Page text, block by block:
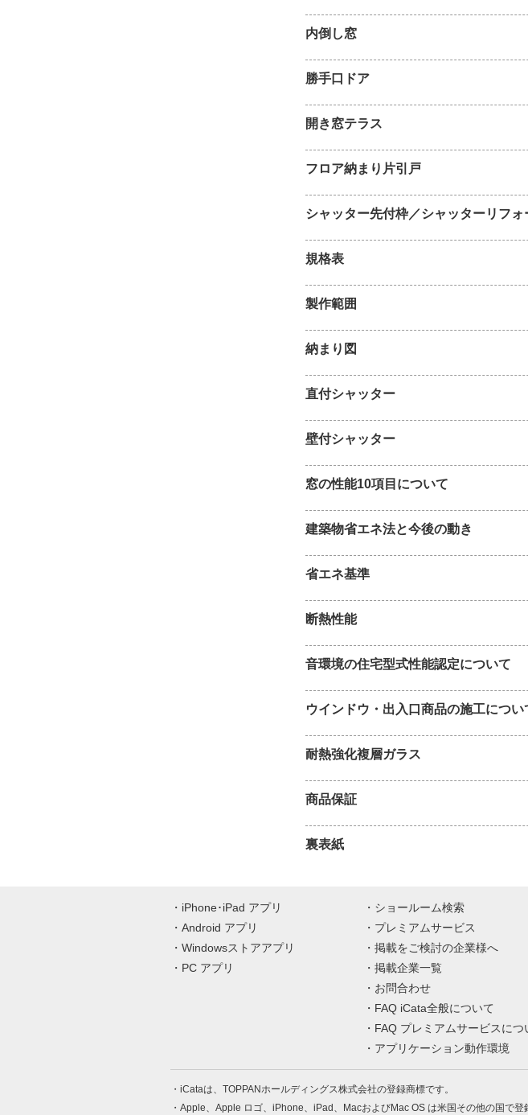
内倒し窓
勝手口ドア
開き窓テラス
フロア納まり片引戸
シャッター先付枠／シャッターリフォ
規格表
製作範囲
納まり図
直付シャッター
壁付シャッター
窓の性能10項目について
建築物省エネ法と今後の動き
省エネ基準
断熱性能
音環境の住宅型式性能認定について
ウインドウ・出入口商品の施工につい
耐熱強化複層ガラス
商品保証
裏表紙
iPhone･iPad アプリ
Android アプリ
Windowsストアアプリ
PC アプリ
ショールーム検索
プレミアムサービス
掲載をご検討の企業様へ
掲載企業一覧
お問合わせ
FAQ iCata全般について
FAQ プレミアムサービスにつ
アプリケーション動作環境
iCataは、TOPPANホールディングス株式会社の登録商標です。
Apple、Apple ロゴ、iPhone、iPad、MacおよびMac OS は米国その他の国で